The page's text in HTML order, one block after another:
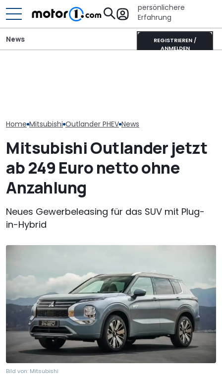
persönlichere
Erfahrung
REGISTRIEREN /
ANMELDEN
News
Home Mitsubishi Outlander PHEV News
Mitsubishi Outlander jetzt
ab 249 Euro netto ohne
Anzahlung
Neues Gewerbeleasing für das SUV mit Plug-
in-Hybrid
Bild von: Mitsubishi